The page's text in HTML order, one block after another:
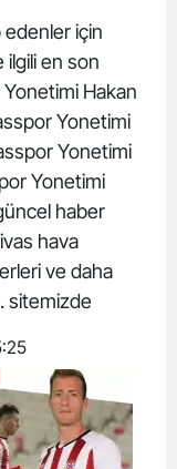
için
ilgili en son
Hakan
Yonetimi
Yonetimi
Yonetimi
haber
hava
ve daha
sitemizde